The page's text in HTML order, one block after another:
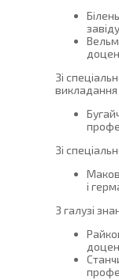
Зі
викладання
Зі
і
3 галузі